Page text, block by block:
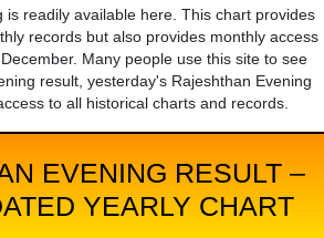
is readily available here. This chart provides
records but also provides monthly access
Many people use this site to see
result, yesterday's Rajeshthan Evening
to all historical charts and records.
EVENING RESULT –
YEARLY CHART